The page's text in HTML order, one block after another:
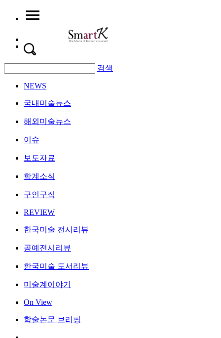
검색
NEWS
국내미술뉴스
해외미술뉴스
이슈
보도자료
학계소식
구인구직
REVIEW
한국미술 전시리뷰
공예전시리뷰
한국미술 도서리뷰
미술계이야기
On View
학술논문 브리핑